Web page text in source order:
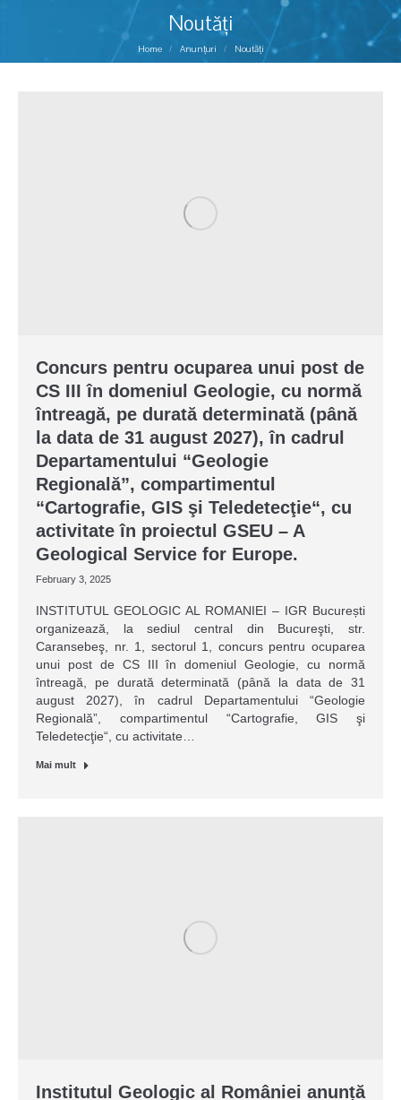
Noutăți
You are here:
Home Anunțuri Noutăți
Concurs pentru ocuparea unui post de
CS III în domeniul Geologie, cu normă
întreagă, pe durată determinată (până
la data de 31 august 2027), în cadrul
Departamentului “Geologie
Regională”, compartimentul
“Cartografie, GIS şi Teledetecţie“, cu
activitate în proiectul GSEU – A
Geological Service for Europe.
February 3, 2025
INSTITUTUL GEOLOGIC AL ROMANIEI – IGR București
organizează, la sediul central din Bucureşti, str.
Caransebeş, nr. 1, sectorul 1, concurs pentru ocuparea
unui post de CS III în domeniul Geologie, cu normă
întreagă, pe durată determinată (până la data de 31
august 2027), în cadrul Departamentului “Geologie
Regională”, compartimentul “Cartografie, GIS şi
Teledetecţie“, cu activitate…
Mai mult
Institutul Geologic al României anunță